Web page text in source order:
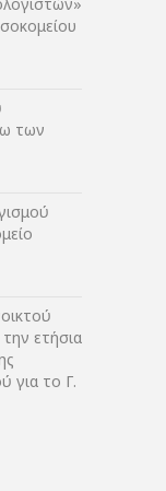
των
ετήσια
για το Γ.